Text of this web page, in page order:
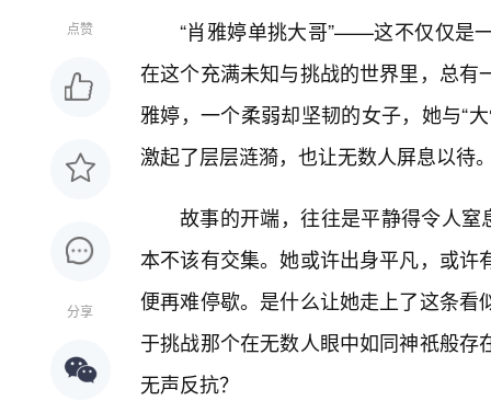
点赞
分享
“肖雅婷单挑大哥”——这不仅仅是
在这个充满未知与挑战的世界里，总
雅婷，一个柔弱却坚韧的女子，她与“
激起了层层涟漪，也让无数人屏息以待
故事的开端，往往是平静得令人窒
本不该有交集。她或许出身平凡，或
便再难停歇。是什么让她走上了这条
于挑战那个在无数人眼中如同神祇般
无声反抗？